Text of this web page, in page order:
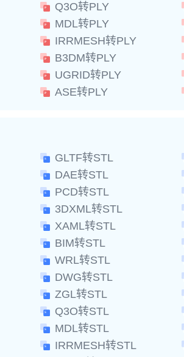
Q3O转PLY
MDL转PLY
IRRMESH转PLY
B3DM转PLY
UGRID转PLY
ASE转PLY
GLTF转STL
DAE转STL
PCD转STL
3DXML转STL
XAML转STL
BIM转STL
WRL转STL
DWG转STL
ZGL转STL
Q3O转STL
MDL转STL
IRRMESH转STL